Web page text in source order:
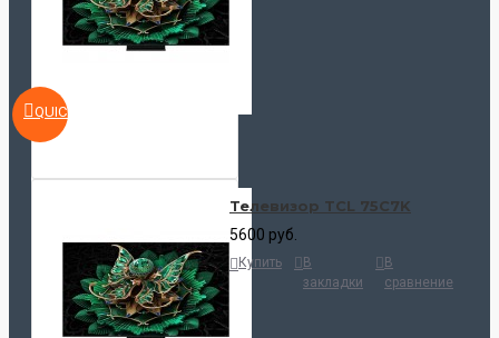
QUICKVIEW
Телевизор TCL 75C7K
5600 руб.
Купить
В
закладки
В
сравнение